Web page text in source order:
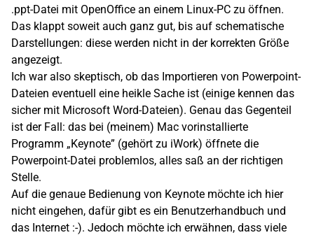
.ppt-Datei mit OpenOffice an einem Linux-PC zu öffnen.
Das klappt soweit auch ganz gut, bis auf schematische
Darstellungen: diese werden nicht in der korrekten Größe
angezeigt.
Ich war also skeptisch, ob das Importieren von Powerpoint-
Dateien eventuell eine heikle Sache ist (einige kennen das
sicher mit Microsoft Word-Dateien). Genau das Gegenteil
ist der Fall: das bei (meinem) Mac vorinstallierte
Programm „Keynote” (gehört zu iWork) öffnete die
Powerpoint-Datei problemlos, alles saß an der richtigen
Stelle.
Auf die genaue Bedienung von Keynote möchte ich hier
nicht eingehen, dafür gibt es ein Benutzerhandbuch und
das Internet :-). Jedoch möchte ich erwähnen, dass viele